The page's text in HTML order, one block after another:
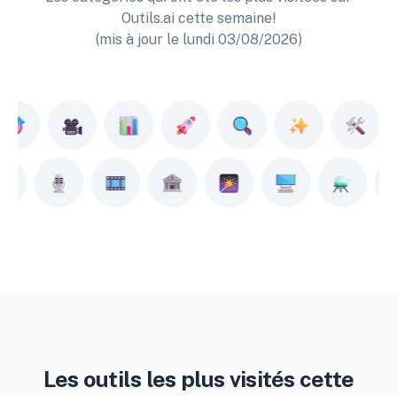
Outils.ai cette semaine!
(mis à jour le lundi 03/08/2026)
Les outils les plus visités cette